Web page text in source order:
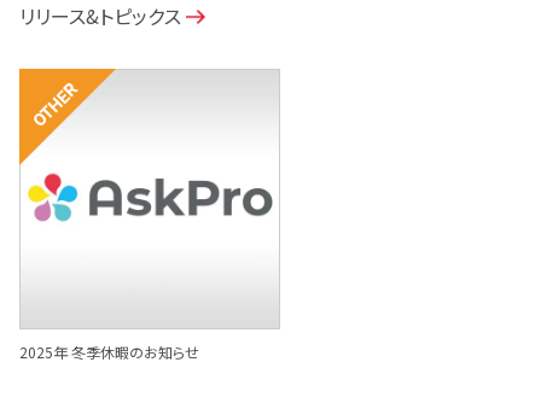
リリース&トピックス
その他
2025年 冬季休暇のお知らせ